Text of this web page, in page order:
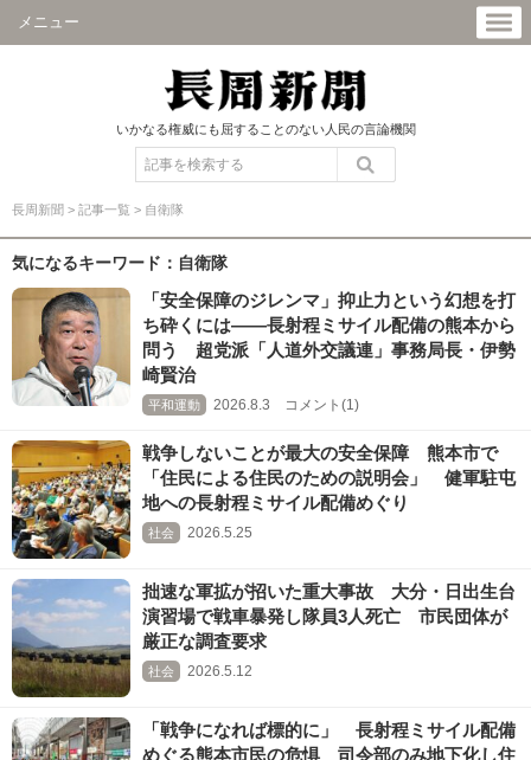
メニュー
いかなる権威にも屈することのない人民の言論機関
長周新聞 > 記事一覧 > 自衛隊
気になるキーワード：自衛隊
「安全保障のジレンマ」抑止力という幻想を打
ち砕くには――長射程ミサイル配備の熊本から
問う 超党派「人道外交議連」事務局長・伊勢
崎賢治
平和運動 2026.8.3 コメント(1)
戦争しないことが最大の安全保障 熊本市で
「住民による住民のための説明会」 健軍駐屯
地への長射程ミサイル配備めぐり
社会 2026.5.25
拙速な軍拡が招いた重大事故 大分・日出生台
演習場で戦車暴発し隊員3人死亡 市民団体が
厳正な調査要求
社会 2026.5.12
「戦争になれば標的に」 長射程ミサイル配備
めぐる熊本市民の危惧 司令部のみ地下化し住